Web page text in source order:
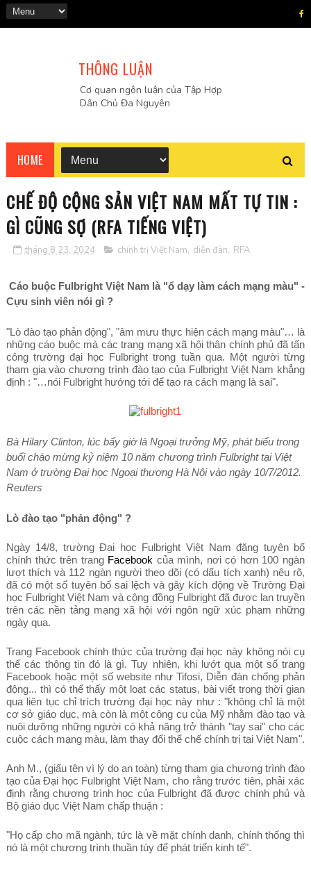
THÔNG LUẬN
Cơ quan ngôn luận của Tập Hợp
Dân Chủ Đa Nguyên
HOME
CHẾ ĐỘ CỘNG SẢN VIỆT NAM MẤT TỰ TIN :
GÌ CŨNG SỢ (RFA TIẾNG VIỆT)
tháng 8 23, 2024 chính trị Việt Nam, diễn đàn, RFA
Cáo buộc Fulbright Việt Nam là "ổ dạy làm cách mạng màu" -
Cựu sinh viên nói gì ?
"Lò đào tạo phản động", "âm mưu thực hiện cách mạng màu"… là
những cáo buộc mà các trang mạng xã hội thân chính phủ đã tấn
công trường đại học Fulbright trong tuần qua. Một người từng
tham gia vào chương trình đào tạo của Fulbright Việt Nam khẳng
định : "…nói Fulbright hướng tới để tạo ra cách mạng là sai".
Bà Hilary Clinton, lúc bấy giờ là Ngoại trưởng Mỹ, phát biểu trong
buổi chào mừng kỷ niệm 10 năm chương trình Fulbright tại Việt
Nam ở trường Đại học Ngoại thương Hà Nội vào ngày 10/7/2012.
Reuters
Lò đào tạo "phản động" ?
Ngày 14/8, trường Đại học Fulbright Việt Nam đăng tuyên bố
chính thức trên trang Facebook của mình, nơi có hơn 100 ngàn
lượt thích và 112 ngàn người theo dõi (có dấu tích xanh) nêu rõ,
đã có một số tuyên bố sai lệch và gây kích động về Trường Đại
học Fulbright Việt Nam và cộng đồng Fulbright đã được lan truyền
trên các nền tảng mạng xã hội với ngôn ngữ xúc phạm những
ngày qua.
Trang Facebook chính thức của trường đại học này không nói cụ
thể các thông tin đó là gì. Tuy nhiên, khi lướt qua một số trang
Facebook hoặc một số website như Tifosi, Diễn đàn chống phản
động... thì có thể thấy một loạt các status, bài viết trong thời gian
qua liên tục chỉ trích trường đại học này như : "không chỉ là một
cơ sở giáo dục, mà còn là một công cụ của Mỹ nhằm đào tạo và
nuôi dưỡng những người có khả năng trở thành "tay sai" cho các
cuộc cách mạng màu, làm thay đổi thể chế chính trị tại Việt Nam".
Anh M., (giấu tên vì lý do an toàn) từng tham gia chương trình đào
tạo của Đại học Fulbright Việt Nam, cho rằng trước tiên, phải xác
định rằng chương trình học của Fulbright đã được chính phủ và
Bộ giáo dục Việt Nam chấp thuận :
"Họ cấp cho mã ngành, tức là về mặt chính danh, chính thống thì
nó là một chương trình thuần túy để phát triển kinh tế".